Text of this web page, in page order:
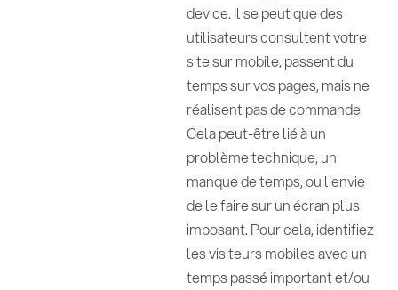
device. Il se peut que des
utilisateurs consultent votre
site sur mobile, passent du
temps sur vos pages, mais ne
réalisent pas de commande.
Cela peut-être lié à un
problème technique, un
manque de temps, ou l'envie
de le faire sur un écran plus
imposant. Pour cela, identifiez
les visiteurs mobiles avec un
temps passé important et/ou